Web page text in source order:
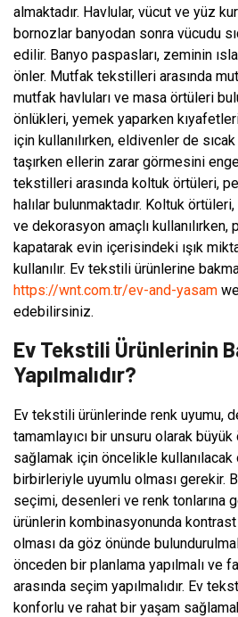
almaktadır. Havlular, vücut ve yüz
bornozlar banyodan sonra vücudu
edilir. Banyo paspasları, zeminin
önler. Mutfak tekstilleri arasında
mutfak havluları ve masa örtüleri
önlükleri, yemek yaparken
için kullanılırken, eldivenler de
taşırken ellerin zarar görmesini
tekstilleri arasında koltuk örtüleri,
halılar bulunmaktadır. Koltuk
ve dekorasyon amaçlı
kapatarak evin içerisindeki ışık
kullanılır. Ev tekstili ürünlerine
https://wnt.com.tr/ev-and-yasam
edebilirsiniz.
Ev Tekstili Ürünlerinin
Yapılmalıdır?
Ev tekstili ürünlerinde renk uyumu,
tamamlayıcı bir unsuru olarak büyük
sağlamak için öncelikle
birbirleriyle uyumlu olması gerekir.
seçimi, desenleri ve renk tonlarına
ürünlerin kombinasyonunda kontrast
olması da göz önünde
önceden bir planlama yapılmalı ve
arasında seçim yapılmalıdır. Ev
konforlu ve rahat bir yaşam